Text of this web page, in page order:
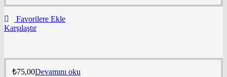
Favorilere Ekle
Karşılaştır
₺75,00Devamını oku